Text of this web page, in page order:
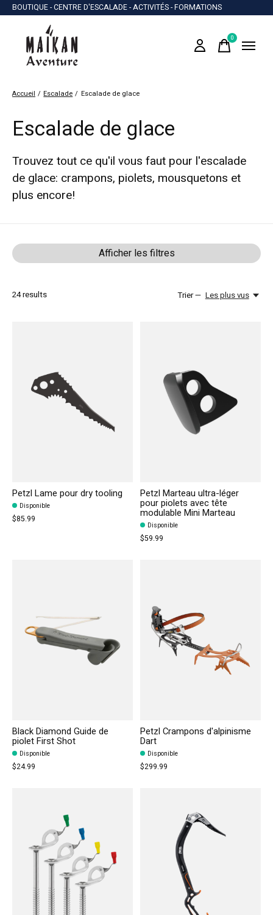
BOUTIQUE - CENTRE D'ESCALADE - ACTIVITÉS - FORMATIONS
0items
Accueil / Escalade / Escalade de glace
Escalade de glace
Trouvez tout ce qu'il vous faut pour l'escalade
de glace: crampons, piolets, mousquetons et
plus encore!
Afficher les filtres
24results Trier — Les plus vus
Petzl Lame pour dry tooling
Disponible
$85.99
Petzl Marteau ultra-léger
pour piolets avec tête
modulable Mini Marteau
Disponible
$59.99
Black Diamond Guide de
piolet First Shot
Disponible
$24.99
Petzl Crampons d'alpinisme
Dart
Disponible
$299.99